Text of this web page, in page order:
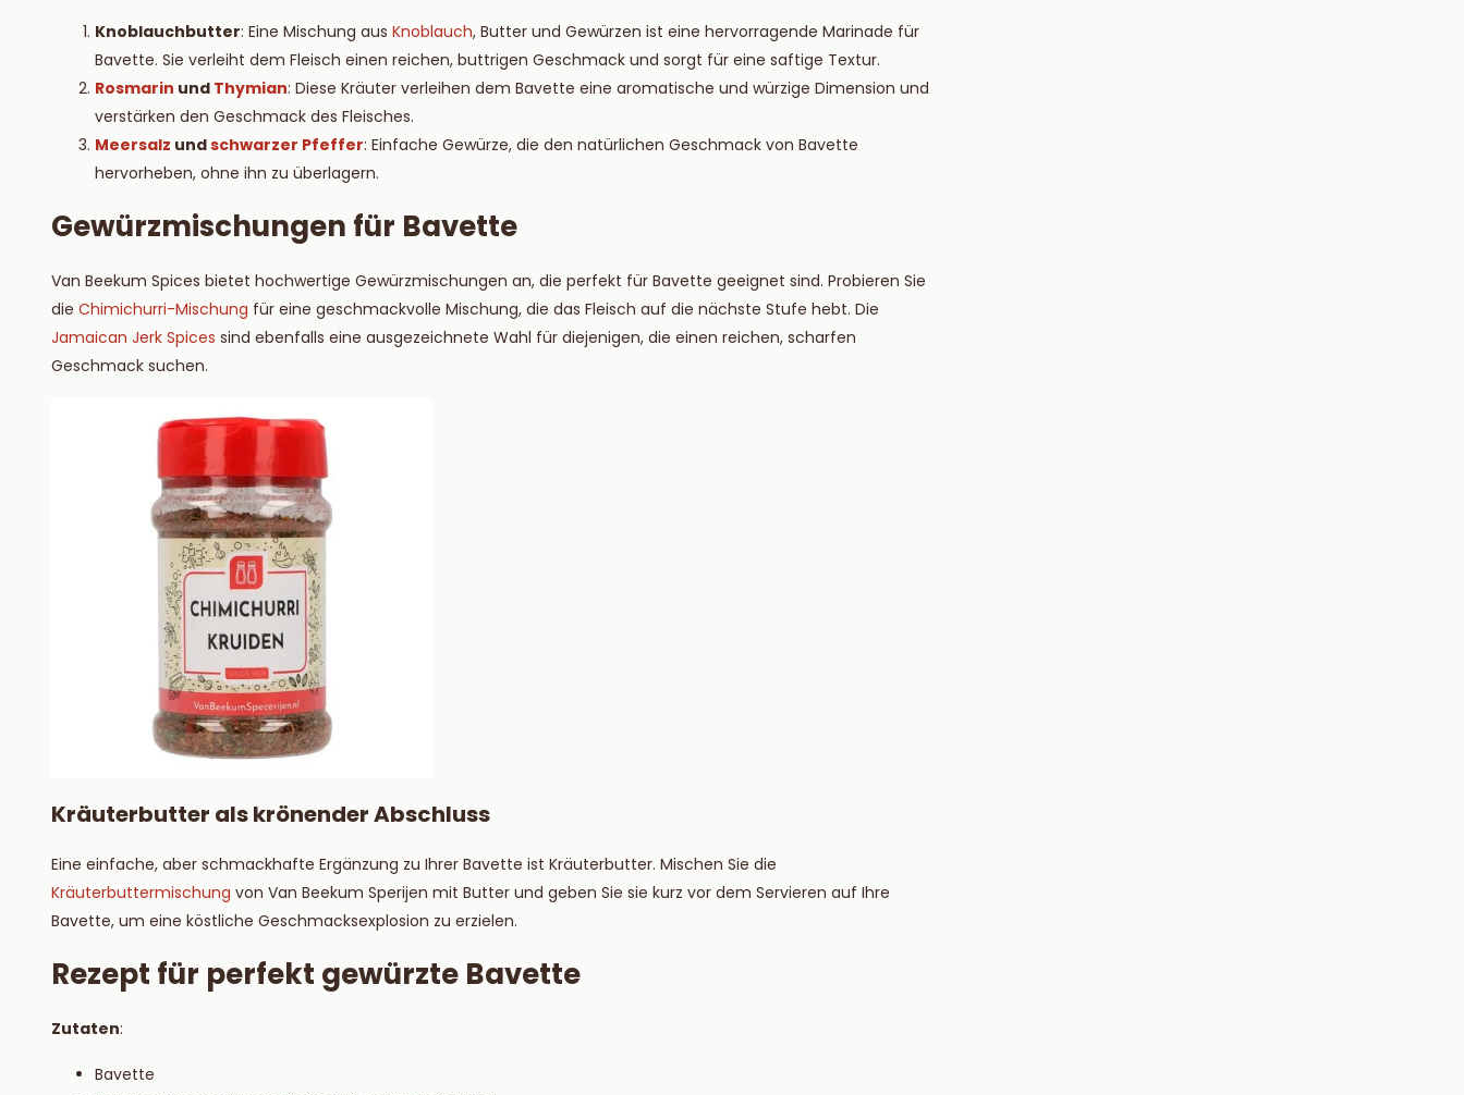
Knoblauchbutter: Eine Mischung aus Knoblauch, Butter und Gewürzen ist eine hervorragende Marinade für
Bavette. Sie verleiht dem Fleisch einen reichen, buttrigen Geschmack und sorgt für eine saftige Textur.
Rosmarin und Thymian: Diese Kräuter verleihen dem Bavette eine aromatische und würzige Dimension und
verstärken den Geschmack des Fleisches.
Meersalz undschwarzer Pfeffer: Einfache Gewürze, die den natürlichen Geschmack von Bavette
hervorheben, ohne ihn zu überlagern.
Gewürzmischungen für Bavette
Van Beekum Spices bietet hochwertige Gewürzmischungen an, die perfekt für Bavette geeignet sind. Probieren Sie
die Chimichurri-Mischung für eine geschmackvolle Mischung, die das Fleisch auf die nächste Stufe hebt. Die
Jamaican Jerk Spices sind ebenfalls eine ausgezeichnete Wahl für diejenigen, die einen reichen, scharfen
Geschmack suchen.
Kräuterbutter als krönender Abschluss
Eine einfache, aber schmackhafte Ergänzung zu Ihrer Bavette ist Kräuterbutter. Mischen Sie die
Kräuterbuttermischung von Van Beekum Sperijen mit Butter und geben Sie sie kurz vor dem Servieren auf Ihre
Bavette, um eine köstliche Geschmacksexplosion zu erzielen.
Rezept für perfekt gewürzte Bavette
Zutaten:
Bavette